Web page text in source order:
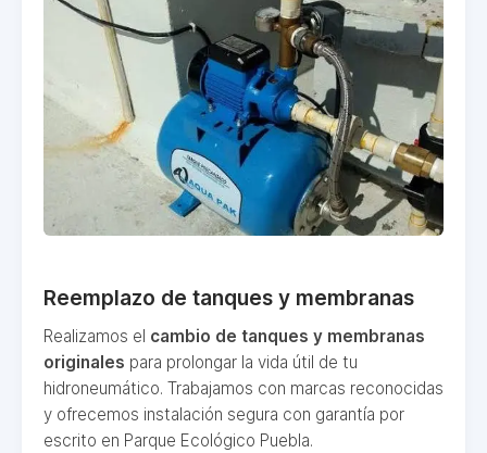
Reemplazo de tanques y membranas
Realizamos el cambio de tanques y membranas
originales para prolongar la vida útil de tu
hidroneumático. Trabajamos con marcas reconocidas
y ofrecemos instalación segura con garantía por
escrito en Parque Ecológico Puebla.